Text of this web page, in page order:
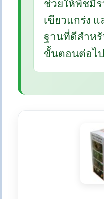
ช่วยให้พืชมีร
เขียวแกร่ง แ
ฐานที่ดีสำห
ขั้นตอนต่อไป